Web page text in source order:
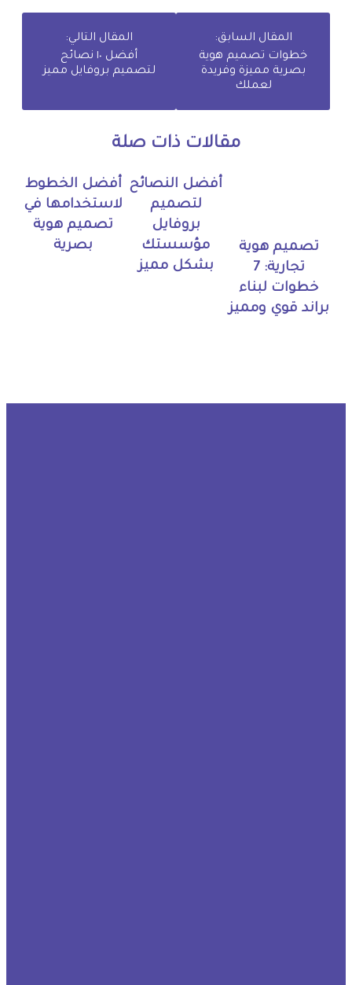
المقال السابق:
خطوات تصميم هوية
بصرية مميزة وفريدة
لعملك
المقال التالي:
أفضل ١٠ نصائح
لتصميم بروفايل مميز
مقالات ذات صلة
تصميم هوية
تجارية: 7
خطوات لبناء
براند قوي ومميز
أفضل النصائح
لتصميم
بروفايل
مؤسستك
بشكل مميز
أفضل الخطوط
لاستخدامها في
تصميم هوية
بصرية